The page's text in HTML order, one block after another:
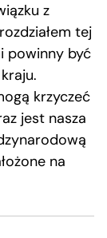
z
tej
powinny być
krzyczeć
jest nasza
na